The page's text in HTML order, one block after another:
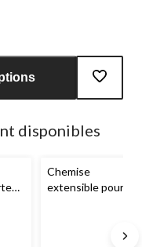
disponibles
Chemise
extensible pour